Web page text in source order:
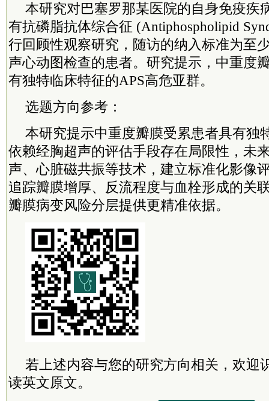
本研究对巴塞罗那某医院的自身免疫疾
有抗磷脂抗体综合征 (Antiphospholipid
行回顾性观察研究，随访的纳入标准为至
声心动图检查的患者。研究提示，中重度
有独特临床特征的APS高危亚群。
选题方向参考：
本研究提示中重度瓣膜受累患者具有独
依赖经胸超声的评估手段存在局限性，未
声、心脏磁共振等技术，建立标准化影像
追踪瓣膜增厚、反流程度与血栓形成的关
瓣膜病变风险分层提供更精准依据。
若上述内容与您的研究方向相关，欢迎
读英文原文。